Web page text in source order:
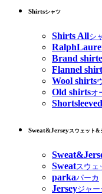
Shirtsシャツ
Shirts Allシ
Brand shirte
Flannel
Wool shirts
Old shirtsオ
Sweat&Jerseyスウェット&
Sweatスウェ
parkaパーカ
Jerseyジャー